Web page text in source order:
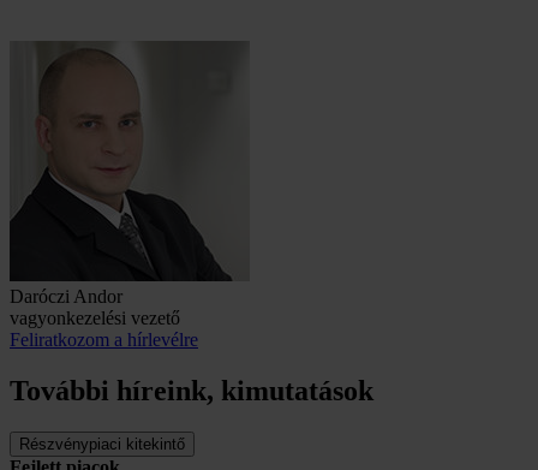
Daróczi Andor
vagyonkezelési vezető
Feliratkozom a hírlevélre
További híreink, kimutatások
Részvénypiaci kitekintő